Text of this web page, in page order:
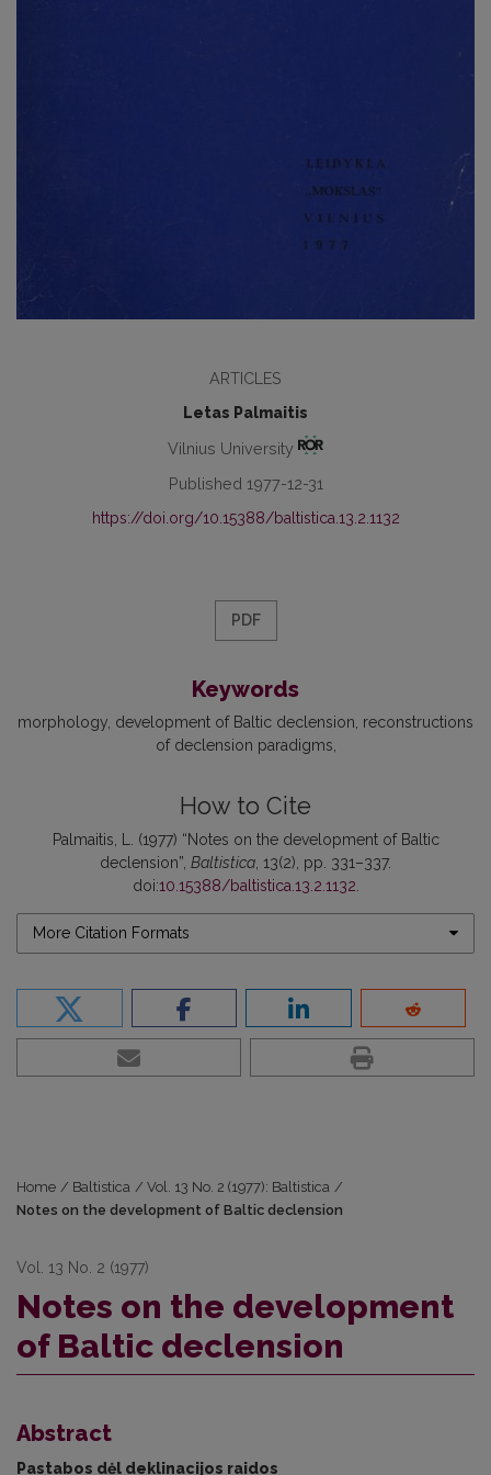
ARTICLES
Letas Palmaitis
Vilnius University
Published 1977-12-31
https://doi.org/10.15388/baltistica.13.2.1132
PDF
Keywords
morphology development of Baltic declension reconstructions
of declension paradigms
How to Cite
Palmaitis, L. (1977) “Notes on the development of Baltic
declension”, Baltistica , 13(2), pp. 331–337.
doi:10.15388/baltistica.13.2.1132
More Citation Formats
Home / Baltistica / Vol. 13 No. 2 (1977): Baltistica /
Notes on the development of Baltic declension
Vol. 13 No. 2 (1977)
Notes on the development
of Baltic declension
Abstract
Pastabos dėl deklinacijos raidos